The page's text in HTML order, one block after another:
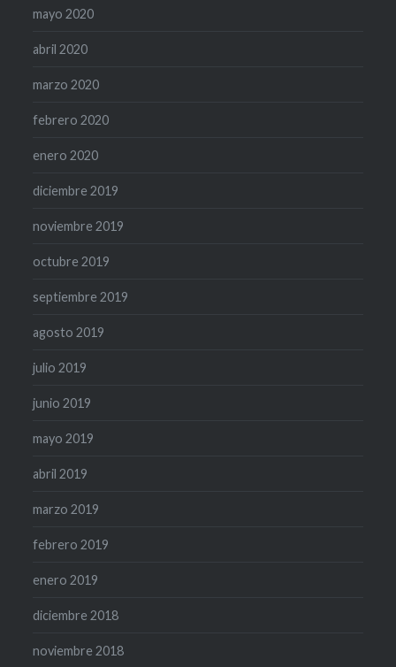
mayo 2020
abril 2020
marzo 2020
febrero 2020
enero 2020
diciembre 2019
noviembre 2019
octubre 2019
septiembre 2019
agosto 2019
julio 2019
junio 2019
mayo 2019
abril 2019
marzo 2019
febrero 2019
enero 2019
diciembre 2018
noviembre 2018